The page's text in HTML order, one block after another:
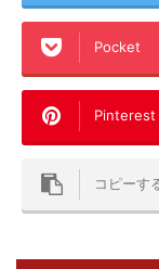
Pocket
Pinterest
コピーす